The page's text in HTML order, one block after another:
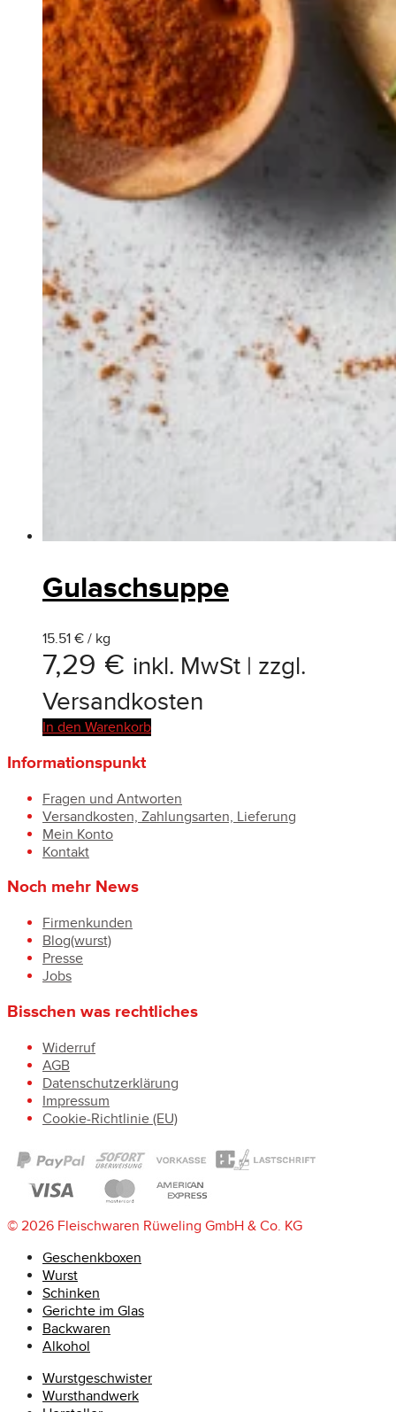
Gulaschsuppe
15.51 € / kg
7,29 € inkl. MwSt | zzgl.
Versandkosten
In den Warenkorb
Informationspunkt
Fragen und Antworten
Versandkosten, Zahlungsarten, Lieferung
Mein Konto
Kontakt
Noch mehr News
Firmenkunden
Blog(wurst)
Presse
Jobs
Bisschen was rechtliches
Widerruf
AGB
Datenschutzerklärung
Impressum
Cookie-Richtlinie (EU)
© 2026 Fleischwaren Rüweling GmbH & Co. KG
Geschenkboxen
Wurst
Schinken
Gerichte im Glas
Backwaren
Alkohol
Wurstgeschwister
Wursthandwerk